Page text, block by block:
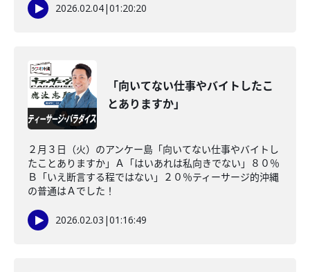
2026.02.04|01:20:20
「向いてない仕事やバイトしたこ
とありますか」
２月３日（火）のアンケー島「向いてない仕事やバイトし
たことありますか」Ａ「はいあれは私向きでない」８０％
Ｂ「いえ断言する程ではない」２０％ティーサージ的沖縄
の普通はＡでした！
2026.02.03 |01:16:49